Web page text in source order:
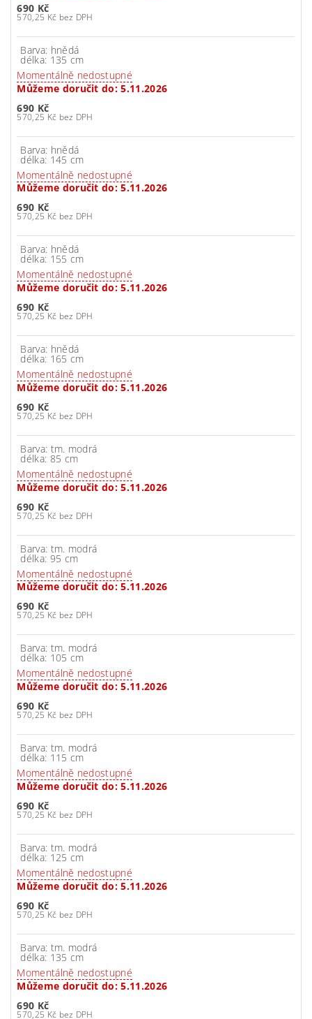
690 Kč
570,25 Kč bez DPH
Barva: hnědá
délka: 135 cm
Momentálně nedostupné
Můžeme doručit do: 5.11.2026
690 Kč
570,25 Kč bez DPH
Barva: hnědá
délka: 145 cm
Momentálně nedostupné
Můžeme doručit do: 5.11.2026
690 Kč
570,25 Kč bez DPH
Barva: hnědá
délka: 155 cm
Momentálně nedostupné
Můžeme doručit do: 5.11.2026
690 Kč
570,25 Kč bez DPH
Barva: hnědá
délka: 165 cm
Momentálně nedostupné
Můžeme doručit do: 5.11.2026
690 Kč
570,25 Kč bez DPH
Barva: tm. modrá
délka: 85 cm
Momentálně nedostupné
Můžeme doručit do: 5.11.2026
690 Kč
570,25 Kč bez DPH
Barva: tm. modrá
délka: 95 cm
Momentálně nedostupné
Můžeme doručit do: 5.11.2026
690 Kč
570,25 Kč bez DPH
Barva: tm. modrá
délka: 105 cm
Momentálně nedostupné
Můžeme doručit do: 5.11.2026
690 Kč
570,25 Kč bez DPH
Barva: tm. modrá
délka: 115 cm
Momentálně nedostupné
Můžeme doručit do: 5.11.2026
690 Kč
570,25 Kč bez DPH
Barva: tm. modrá
délka: 125 cm
Momentálně nedostupné
Můžeme doručit do: 5.11.2026
690 Kč
570,25 Kč bez DPH
Barva: tm. modrá
délka: 135 cm
Momentálně nedostupné
Můžeme doručit do: 5.11.2026
690 Kč
570,25 Kč bez DPH